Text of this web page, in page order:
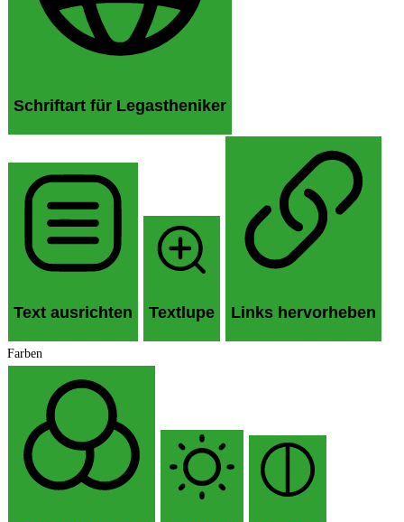
Schriftart für Legastheniker
Text ausrichten Textlupe Links hervorheben
Farben